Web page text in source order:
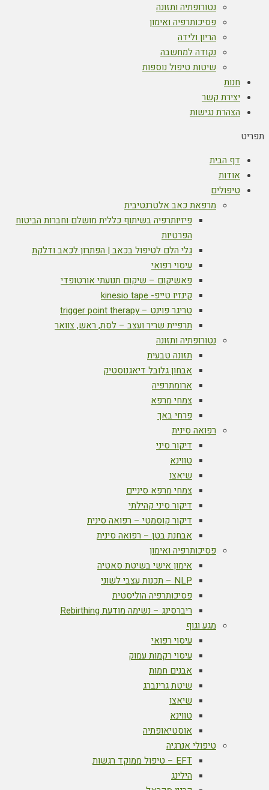
נטורופתיה ותזונה
פסיכותרפיה ואימון
הריון ולידה
נקודה למחשבה
שיטות טיפול נוספות
חנות
יצירת קשר
הצהרת נגישות
תפריט
דף הבית
אודות
טיפולים
מרפאת כאב אלטרנטיבית
פיזיותרפיה בשיתוף כללית מושלם וחברות הביטוח
הפרטיות
גלי הלם לטיפול בכאב | הפתרון לכאב ודלקת
עיסוי רפואי
פאשיקום – שיקום תנועתי אורטופדי
קינזיו טייפ- kinesio tape
טריגר פוינט – trigger point therapy
תרפיית שריר ועצב – לסת, ראש, צוואר
נטורופתיה ותזונה
תזונה טבעית
אבחון גלובל דיאגנוסטיק
ארומתרפיה
צמחי מרפא
פרחי באך
רפואה סינית
דיקור סיני
טווינא
שיאצו
צמחי מרפא סיניים
דיקור סיני קהילתי
דיקור קוסמטי – רפואה סינית
אבחנת בטן – רפואה סינית
פסיכותרפיה ואימון
אימון אישי בשיטת סאטיה
NLP – תכנות עצבי לשוני
פסיכותרפיה הוליסטית
ריברסינג – נשימה מודעת Rebirthing
מגע וגוף
עיסוי רפואי
עיסוי רקמות עמוק
אבנים חמות
שיטת גרינברג
שיאצו
טווינא
אוסטיאופתיה
טיפולי אנרגיה
EFT – טיפול ממוקד רגשות
הילינג